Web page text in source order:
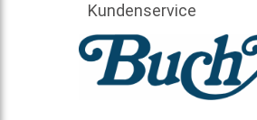
Kundenservice